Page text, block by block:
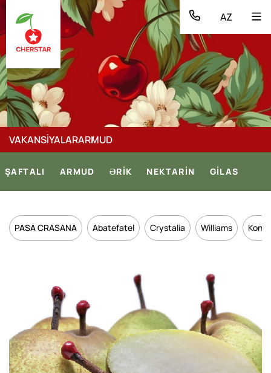
AZ
VAKANSİYALARARMUD
ŞAFTALI ARMUD ƏRİK NEKTARİN GİLAS
PASA CRASANA Abatefatel Crystalia Williams